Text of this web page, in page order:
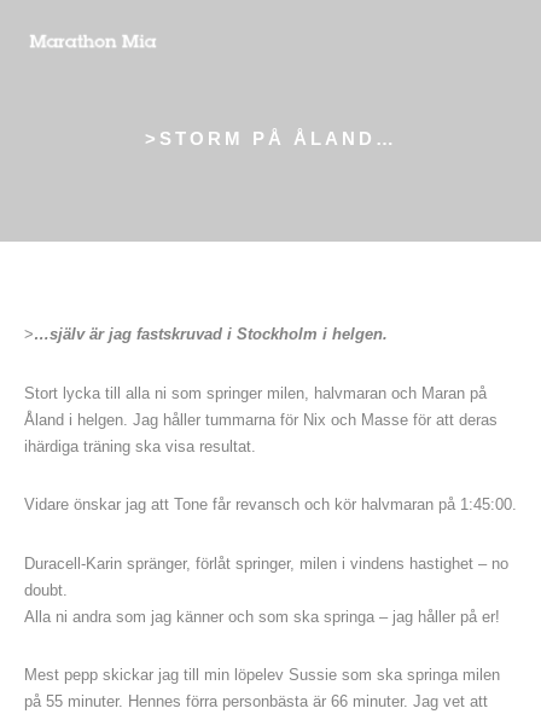
>STORM PÅ ÅLAND…
>…själv är jag fastskruvad i Stockholm i helgen.
Stort lycka till alla ni som springer milen, halvmaran och Maran på
Åland i helgen. Jag håller tummarna för Nix och Masse för att deras
ihärdiga träning ska visa resultat.
Vidare önskar jag att Tone får revansch och kör halvmaran på 1:45:00.
Duracell-Karin spränger, förlåt springer, milen i vindens hastighet – no
doubt.
Alla ni andra som jag känner och som ska springa – jag håller på er!
Mest pepp skickar jag till min löpelev Sussie som ska springa milen
på 55 minuter. Hennes förra personbästa är 66 minuter. Jag vet att